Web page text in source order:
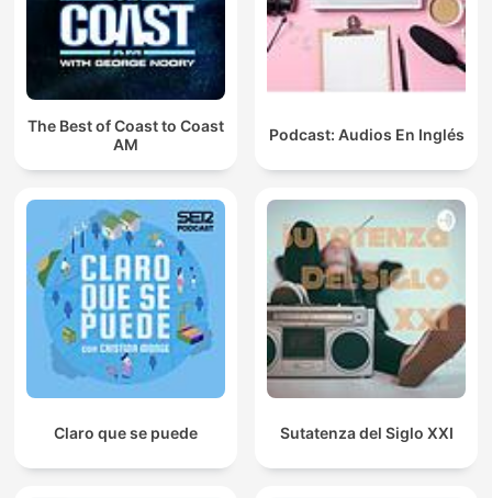
The Best of Coast to Coast
AM
Podcast: Audios En Inglés
Claro que se puede Sutatenza del Siglo XXI